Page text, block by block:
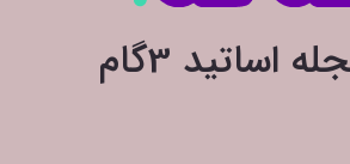
اساتید 3گام